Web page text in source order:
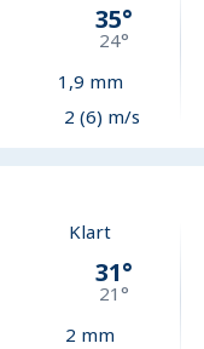
35°
24°
1,9 mm
2 (6) m/s
Klart
31°
21°
2 mm